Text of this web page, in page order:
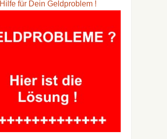
Hilfe für Dein Geldproblem !